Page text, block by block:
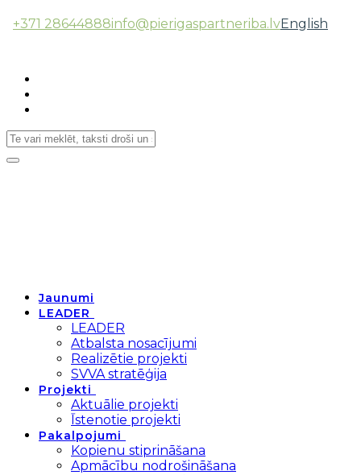
+371 28644888info@pierigaspartneriba.lvEnglish
Toggle
Jaunumi
LEADER
LEADER
Atbalsta nosacījumi
Realizētie projekti
SVVA stratēģija
Projekti
Aktuālie projekti
Īstenotie projekti
Pakalpojumi
Kopienu stiprināšana
Apmācību nodrošināšana